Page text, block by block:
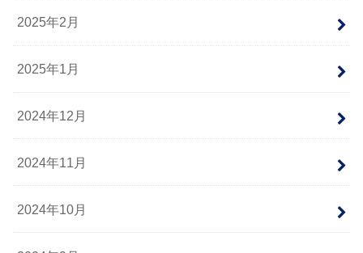
2025年2月
2025年1月
2024年12月
2024年11月
2024年10月